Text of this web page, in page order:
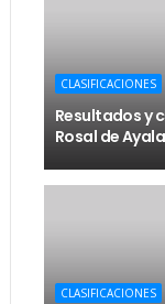
CLASIFICACIONES
Resultados y
Rosal de
CLASIFICACIONES